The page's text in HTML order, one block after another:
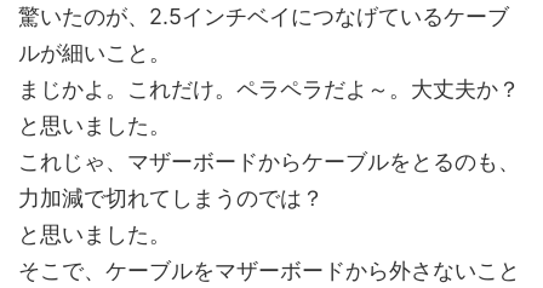
驚いたのが、2.5インチベイにつなげているケーブ
ルが細いこと。
まじかよ。これだけ。ペラペラだよ～。大丈夫か？
と思いました。
これじゃ、マザーボードからケーブルをとるのも、
力加減で切れてしまうのでは？
と思いました。
そこで、ケーブルをマザーボードから外さないこと